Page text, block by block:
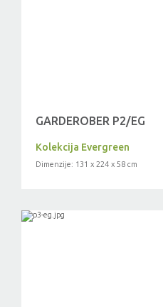
GARDEROBER P2/EG
Kolekcija Evergreen
Dimenzije: 131 x 224 x 58 cm